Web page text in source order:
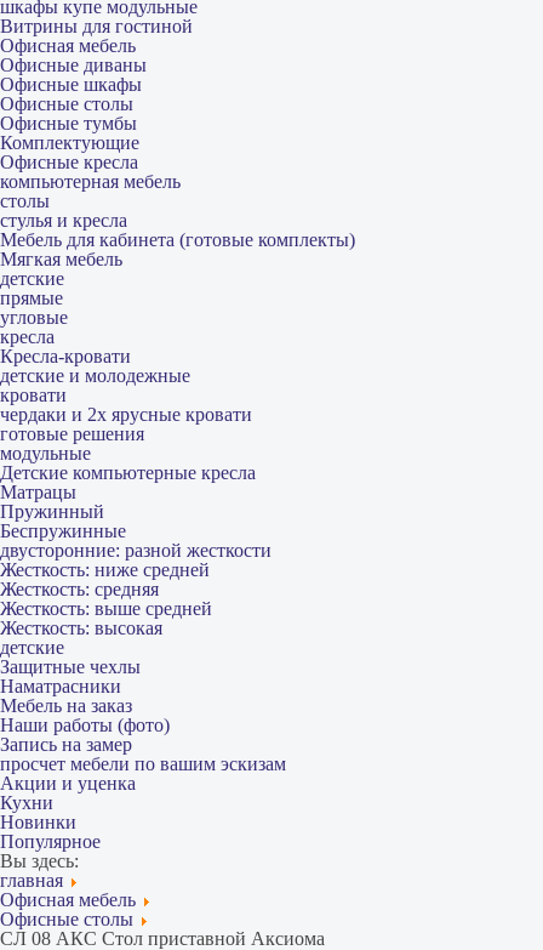
шкафы купе модульные
Витрины для гостиной
Офисная мебель
Офисные диваны
Офисные шкафы
Офисные столы
Офисные тумбы
Комплектующие
Офисные кресла
компьютерная мебель
столы
стулья и кресла
Мебель для кабинета (готовые комплекты)
Мягкая мебель
детские
прямые
угловые
кресла
Кресла-кровати
детские и молодежные
кровати
чердаки и 2х ярусные кровати
готовые решения
модульные
Детские компьютерные кресла
Матрацы
Пружинный
Беспружинные
двусторонние: разной жесткости
Жесткость: ниже средней
Жесткость: средняя
Жесткость: выше средней
Жесткость: высокая
детские
Защитные чехлы
Наматрасники
Мебель на заказ
Наши работы (фото)
Запись на замер
просчет мебели по вашим эскизам
Акции и уценка
Кухни
Новинки
Популярное
Вы здесь:
главная
Офисная мебель
Офисные столы
СЛ 08 АКС Стол приставной Аксиома